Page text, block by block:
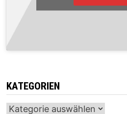
KATEGORIEN
Kategorien